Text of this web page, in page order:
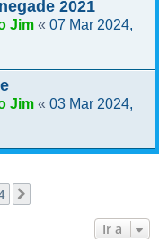
2021
Jim « 07 Mar 2024,
Jim « 03 Mar 2024,
Ir a